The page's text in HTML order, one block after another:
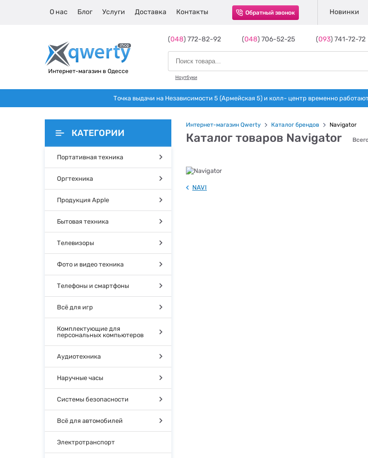
О нас Блог Услуги Доставка Контакты Обратный звонок Новинки
Интернет-магазин в Одессе
(048) 772-82-92 (048) 706-52-25 (093) 741-72-72
Ноутбуки
Точка выдачи на Независимости 5 (Армейская 5) и колл- центр временно
КАТЕГОРИИ
Портативная техника
Оргтехника
Продукция Apple
Бытовая техника
Телевизоры
Фото и видео техника
Телефоны и смартфоны
Всё для игр
Комплектующие для
персональных компьютеров
Аудиотехника
Наручные часы
Системы безопасности
Всё для автомобилей
Электротранспорт
Интернет-магазин Qwerty Каталог брендов Navigator
Каталог товаров Navigator
NAVI